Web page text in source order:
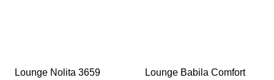
Lounge Nolita 3659
Lounge Babila Comfort